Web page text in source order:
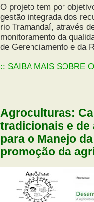
O projeto tem por
gestão integrada dos
rio Tramandaí, através
monitoramento da
de Gerenciamento e da
:: SAIBA MAIS SOBRE
Agroculturas:
tradicionais e
para o Manejo
promoção da